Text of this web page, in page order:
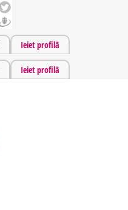
Ieiet profilā
Ieiet profilā